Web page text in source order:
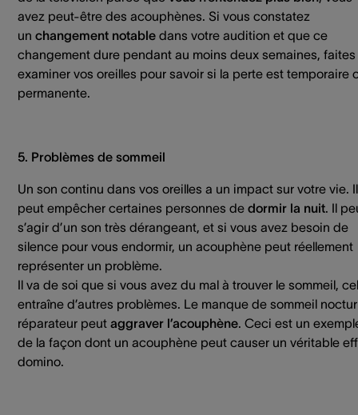
avez peut-être des acouphènes. Si vous constatez
un changement notable dans votre audition et que ce
changement dure pendant au moins deux semaines, faites
examiner vos oreilles pour savoir si la perte est temporaire
permanente.
5. Problèmes de sommeil
Un son continu dans vos oreilles a un impact sur votre vie. Il
peut empêcher certaines personnes de dormir la nuit. Il
s’agir d’un son très dérangeant, et si vous avez besoin de
silence pour vous endormir, un acouphène peut réellement
représenter un problème.
Il va de soi que si vous avez du mal à trouver le sommeil,
entraîne d’autres problèmes. Le manque de sommeil
réparateur peut aggraver l’acouphène. Ceci est un
de la façon dont un acouphène peut causer un véritable
domino.